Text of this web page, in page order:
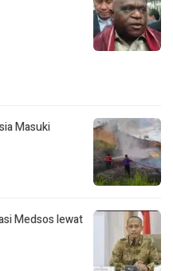
Masuki
Medsos lewat